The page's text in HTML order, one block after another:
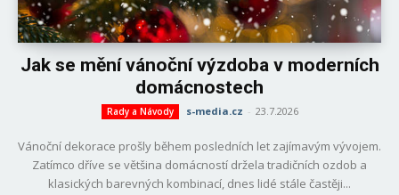
Jak se mění vánoční výzdoba v moderních
domácnostech
Rady a Návody s-media.cz - 23.7.2026
Vánoční dekorace prošly během posledních let zajímavým vývojem.
Zatímco dříve se většina domácností držela tradičních ozdob a
klasických barevných kombinací, dnes lidé stále častěji...